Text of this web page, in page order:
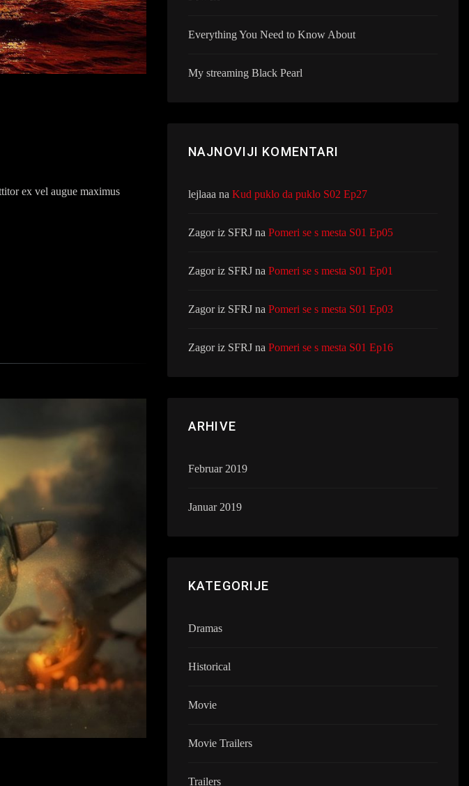
ex vel augue maximus
Everything You Need to Know About
My streaming Black Pearl
NAJNOVIJI KOMENTARI
lejlaaa na Kud puklo da puklo S02 Ep27
Zagor iz SFRJ na Pomeri se s mesta S01 Ep05
Zagor iz SFRJ na Pomeri se s mesta S01 Ep01
Zagor iz SFRJ na Pomeri se s mesta S01 Ep03
Zagor iz SFRJ na Pomeri se s mesta S01 Ep16
ARHIVE
Februar 2019
Januar 2019
KATEGORIJE
Dramas
Historical
Movie
Movie Trailers
Trailers